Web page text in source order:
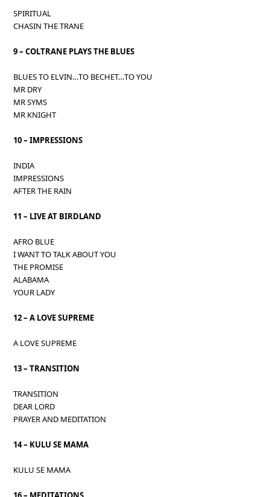
SPIRITUAL
CHASIN THE TRANE
9 – COLTRANE PLAYS THE BLUES
BLUES TO ELVIN…TO BECHET…TO YOU
MR DRY
MR SYMS
MR KNIGHT
10 – IMPRESSIONS
INDIA
IMPRESSIONS
AFTER THE RAIN
11 – LIVE AT BIRDLAND
AFRO BLUE
I WANT TO TALK ABOUT YOU
THE PROMISE
ALABAMA
YOUR LADY
12 – A LOVE SUPREME
A LOVE SUPREME
13 – TRANSITION
TRANSITION
DEAR LORD
PRAYER AND MEDITATION
14 – KULU SE MAMA
KULU SE MAMA